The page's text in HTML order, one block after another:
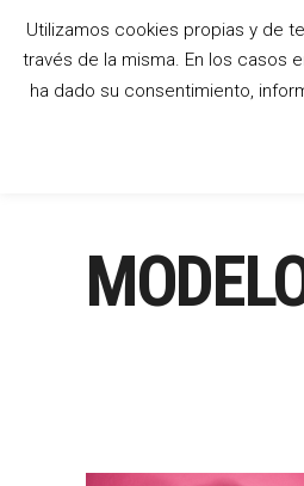
Utilizamos cookies propias y de
través de la misma. En los casos
ha dado su consentimiento,